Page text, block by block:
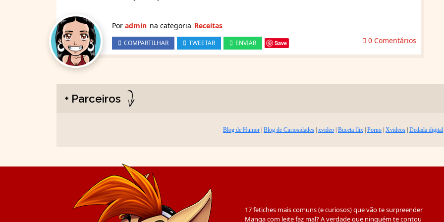
Por admin na categoria Receitas
COMPARTILHAR TWEETAR ENVIAR Save 0 Comentários
+ Parceiros
Blog de Humor Blog de Curiosidades xvideo Buceta flix Porno Xvideos Dedada digital
17 fetiches mais comuns (e curiosos) que vão te surpreender
Manga com leite faz mal? A verdade que ninguém te contou